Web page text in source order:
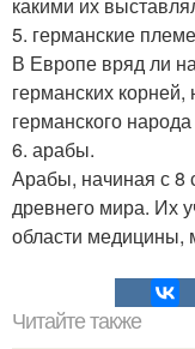
5. германские
В Европе вряд ли
германских корней,
германского
6. арабы.
Арабы, начиная с 8
древнего мира. Их
области медицины,
Читайте также